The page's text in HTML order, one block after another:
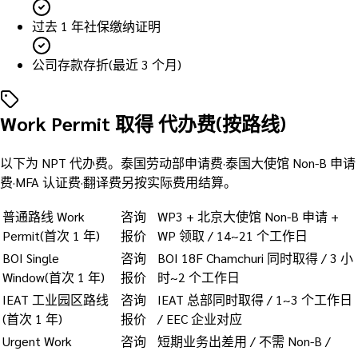
过去 1 年社保缴纳证明
公司存款存折(最近 3 个月)
Work Permit 取得 代办费(按路线)
以下为 NPT 代办费。泰国劳动部申请费·泰国大使馆 Non-B 申请
费·MFA 认证费·翻译费另按实际费用结算。
普通路线 Work
Permit(首次 1 年)
咨询
报价
WP3 + 北京大使馆 Non-B 申请 +
WP 领取 / 14~21 个工作日
BOI Single
Window(首次 1 年)
咨询
报价
BOI 18F Chamchuri 同时取得 / 3 小
时~2 个工作日
IEAT 工业园区路线
(首次 1 年)
咨询
报价
IEAT 总部同时取得 / 1~3 个工作日
/ EEC 企业对应
Urgent Work
咨询
短期业务出差用 / 不需 Non-B /